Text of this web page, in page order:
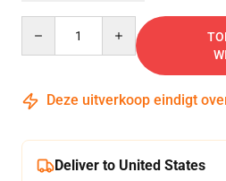
Deze uitverkoop eindigt
Deliver to United States